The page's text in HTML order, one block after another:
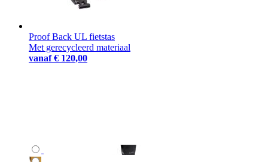
Proof Back UL fietstas
Met gerecycleerd materiaal
vanaf € 120,00